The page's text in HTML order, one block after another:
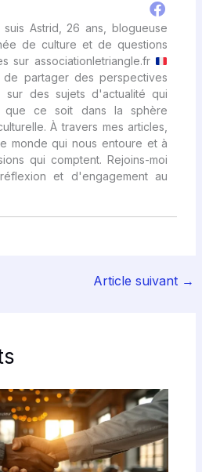
suis Astrid, 26 ans, blogueuse
de culture et de questions
sur associationletriangle.fr
partager des perspectives
sur des sujets d'actualité qui
que ce soit dans la sphère
À travers mes articles,
monde qui nous entoure et à
qui comptent. Rejoins-moi
et d'engagement au
Article suivant →